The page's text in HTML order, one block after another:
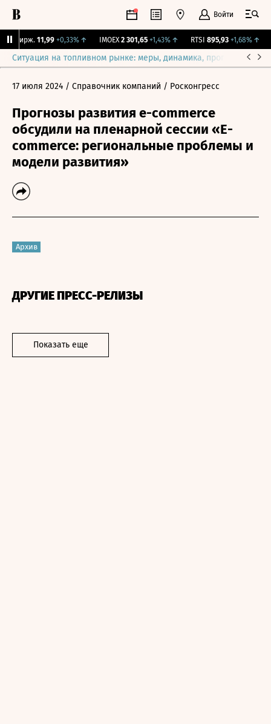
Войти
Бирж. 11,99 +0,33%↑ IMOEX 2 301,65 +1,43%↑ RTSI 895,93 +1,68% ↑
Ситуация на топливном рынке: меры, динамика, прогнозы
17 июля 2024 / Справочник компаний / Росконгресс
Прогнозы развития e-commerce
обсудили на пленарной сессии «E-
commerce: региональные проблемы и
модели развития»
Архив
ДРУГИЕ ПРЕСС-РЕЛИЗЫ
Показать еще